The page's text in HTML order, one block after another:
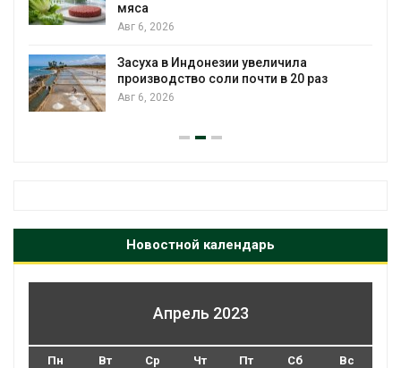
увеличила
соли почти в 20 раз
установки
бизнеса
Новостной календарь
Апрель 2023
Пн Вт Ср Чт Пт Сб Вс